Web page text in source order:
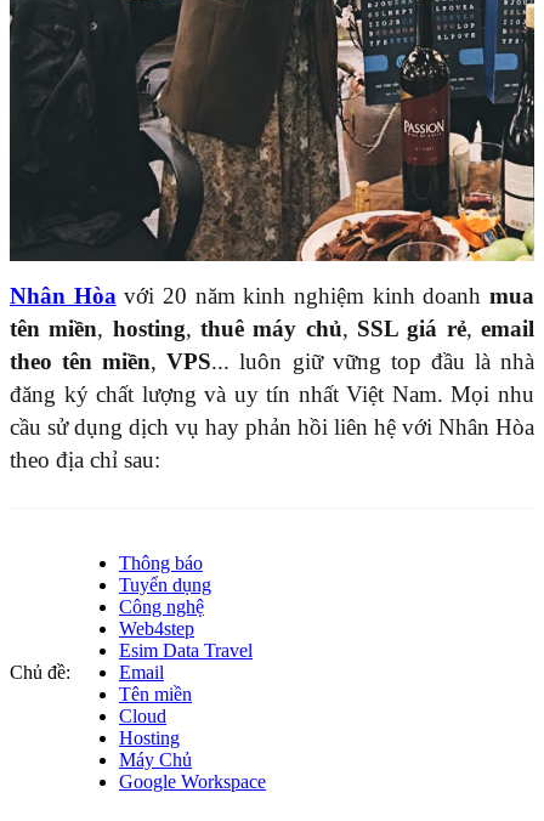
Nhân Hòa với 20 năm kinh nghiệm kinh doanhmua
tên miền, hosting,thuê máy chủ, SSL giá rẻ,email
theo tên miền,VPS... luôn giữ vững top đầu là nhà
đăng ký chất lượng và uy tín nhất Việt Nam. Mọi nhu
cầu sử dụng dịch vụ hay phản hồi liên hệ với Nhân Hòa
theo địa chỉ sau:
Chủ đề:
Thông báo
Tuyển dụng
Công nghệ
Web4step
Esim Data Travel
Email
Tên miền
Cloud
Hosting
Máy Chủ
Google Workspace